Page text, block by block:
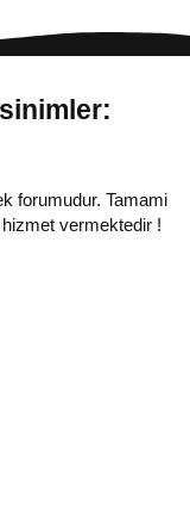
forumudur. Tamami
hizmet vermektedir !